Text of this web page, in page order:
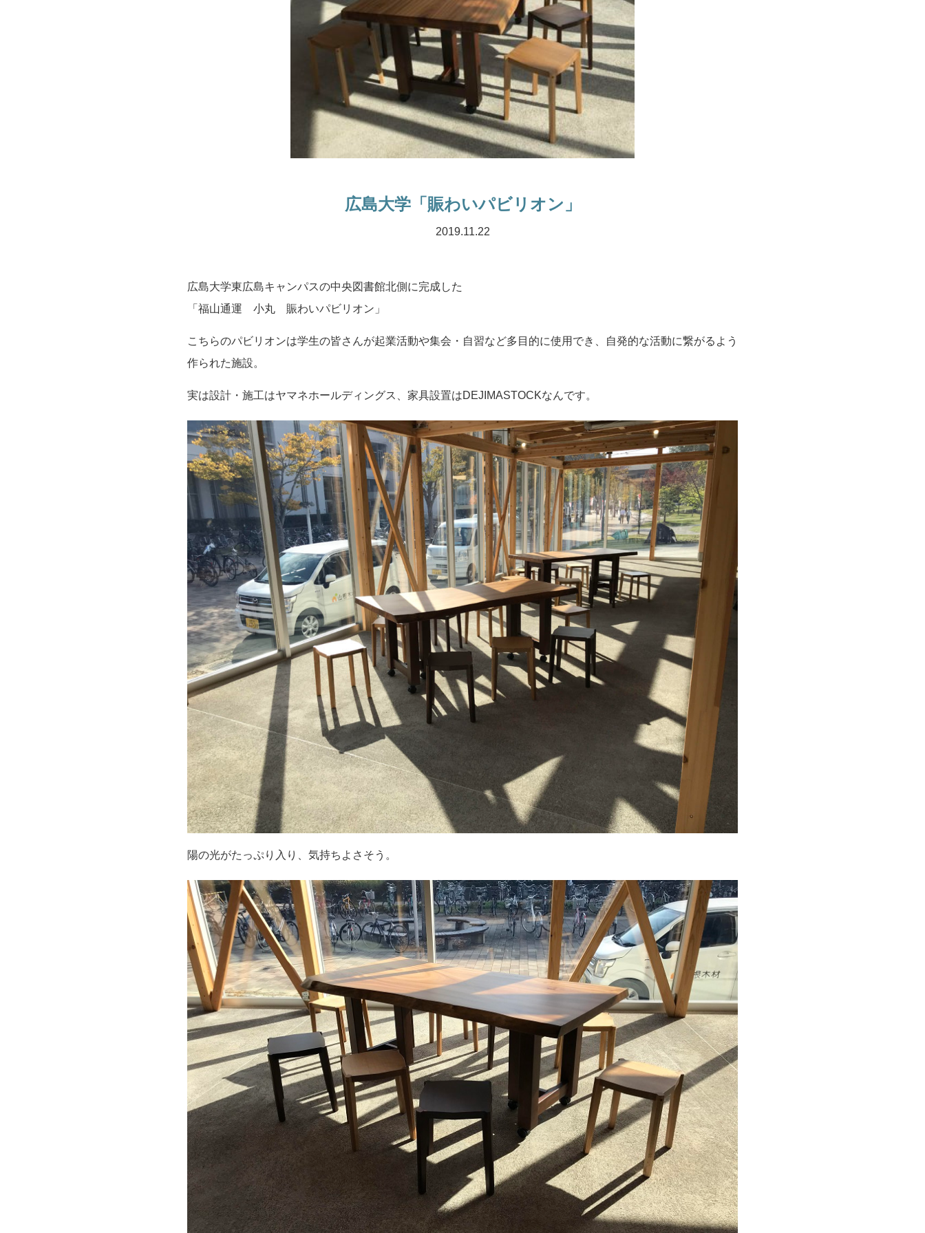
広島大学「賑わいパビリオン」
2019.11.22
広島大学東広島キャンパスの中央図書館北側に完成した
「福山通運 小丸 賑わいパビリオン」
こちらのパビリオンは学生の皆さんが起業活動や集会・自習など多目的に使用でき、自発的な活動に繋がるよう
作られた施設。
実は設計・施工はヤマネホールディングス、家具設置はDEJIMASTOCKなんです。
陽の光がたっぷり入り、気持ちよさそう。